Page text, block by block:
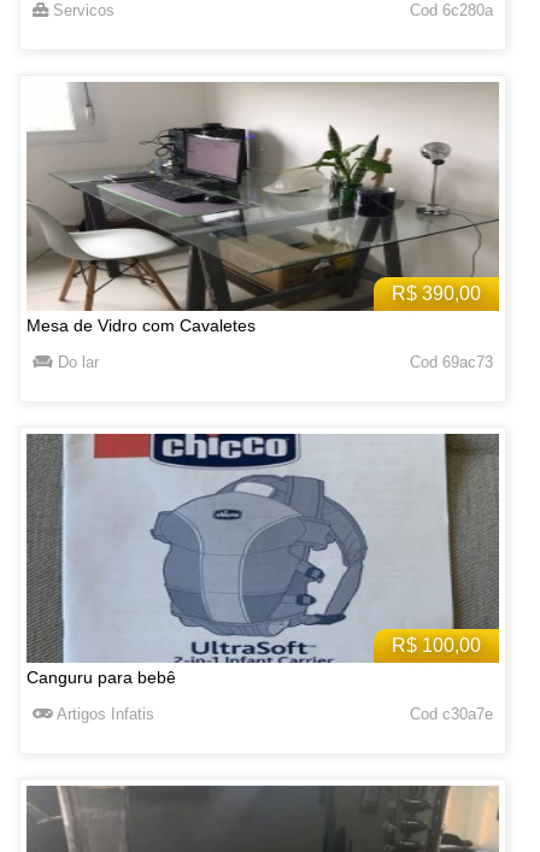
Servicos Cod 6c280a
R$ 390,00
Mesa de Vidro com Cavaletes
Do lar Cod 69ac73
R$ 100,00
Canguru para bebê
Artigos Infatis Cod c30a7e